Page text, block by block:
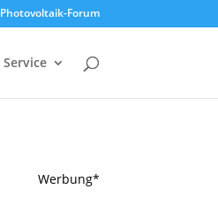
Photovoltaik-Forum
Service
Werbung*